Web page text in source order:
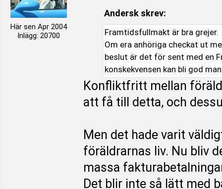
Här sen Apr 2004
Inlägg: 20700
Andersk skrev:
Framtidsfullmakt är bra grejer.
Om era anhöriga checkat ut
beslut är det för sent med en
konskekvensen kan bli god
Konfliktfritt mellan
att få till detta, och
Men det hade varit
föräldrarnas liv. Nu bliv
massa
Det blir inte så lätt med